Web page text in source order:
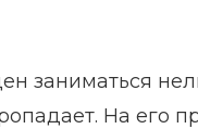
заниматься
На его